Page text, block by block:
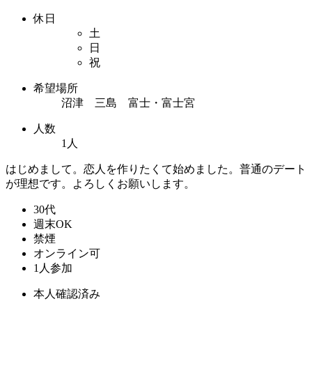
休日
土
日
祝
希望場所
沼津 三島 富士・富士宮
人数
1人
はじめまして。恋人を作りたくて始めました。普通のデート
が理想です。よろしくお願いします。
30代
週末OK
禁煙
オンライン可
1人参加
本人確認済み